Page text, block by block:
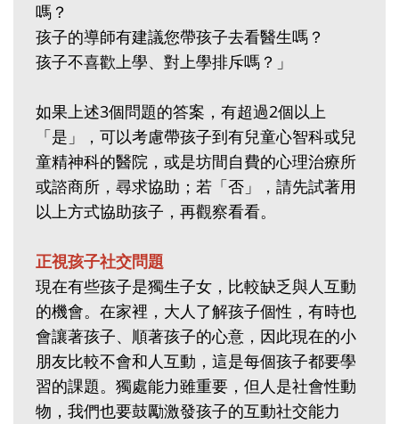
嗎？
孩子的導師有建議您帶孩子去看醫生嗎？
孩子不喜歡上學、對上學排斥嗎？」
如果上述3個問題的答案，有超過2個以上
「是」，可以考慮帶孩子到有兒童心智科或兒
童精神科的醫院，或是坊間自費的心理治療所
或諮商所，尋求協助；若「否」，請先試著用
以上方式協助孩子，再觀察看看。
正視孩子社交問題
現在有些孩子是獨生子女，比較缺乏與人互動
的機會。在家裡，大人了解孩子個性，有時也
會讓著孩子、順著孩子的心意，因此現在的小
朋友比較不會和人互動，這是每個孩子都要學
習的課題。獨處能力雖重要，但人是社會性動
物，我們也要鼓勵激發孩子的互動社交能力